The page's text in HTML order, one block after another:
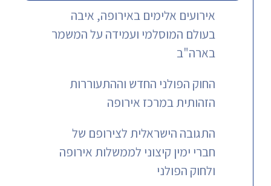
אירועים אלימים באירופה, איבה
בעולם המוסלמי ועמידה על המשמר
בארה"ב
החוק הפולני החדש וההתעוררות
הזהותית במרכז אירופה
התגובה הישראלית לצירופם של
חברי ימין קיצוני לממשלות אירופה
ולחוק הפולני